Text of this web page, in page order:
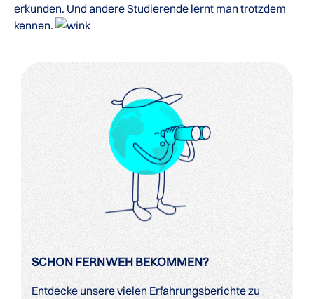
erkunden. Und andere Studierende lernt man trotzdem
kennen.
SCHON FERNWEH BEKOMMEN?
Entdecke unsere vielen Erfahrungsberichte zu